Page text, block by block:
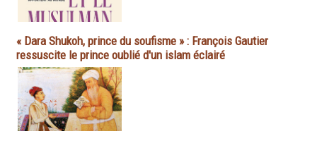
« Dara Shukoh, prince du soufisme » : François Gautier
ressuscite le prince oublié d'un islam éclairé